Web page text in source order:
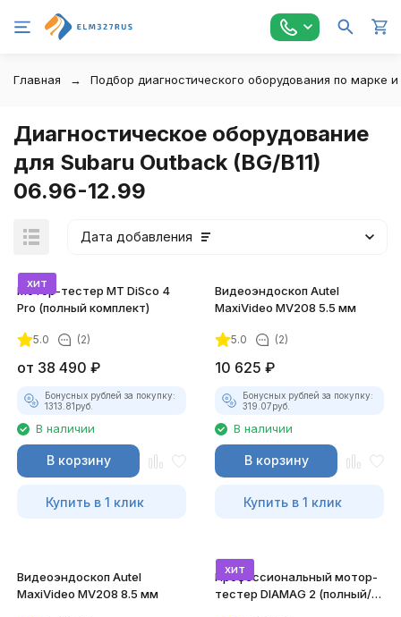
Главная Подбор диагностического оборудования по марке
Диагностическое оборудование
для Subaru Outback (BG/B11)
06.96-12.99
Дата добавления
хит
Мотор-тестер MT DiSco 4
Pro (полный комплект)
5.0 (2)
от 38 490 ₽
Бонусных рублей за покупку:
1313.81руб.
В наличии
В корзину
Купить в 1 клик
Видеоэндоскоп Autel
MaxiVideo MV208 5.5 мм
5.0 (2)
10 625 ₽
Бонусных рублей за покупку:
319.07руб.
В наличии
В корзину
Купить в 1 клик
Видеоэндоскоп Autel
MaxiVideo MV208 8.5 мм
хит
Профессиональный мотор-
тестер DIAMAG 2 (полный/